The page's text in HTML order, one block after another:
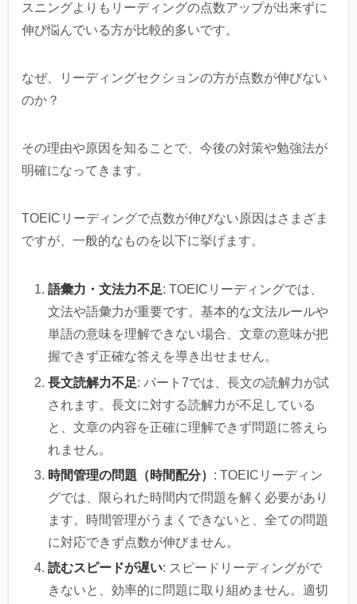
スニングよりもリーディングの点数アップが出来ずに
伸び悩んでいる方が比較的多いです。
なぜ、リーディングセクションの方が点数が伸びない
のか？
その理由や原因を知ることで、今後の対策や勉強法が
明確になってきます。
TOEICリーディングで点数が伸びない原因はさまざま
ですが、一般的なものを以下に挙げます。
語彙力・文法力不足: TOEICリーディングでは、
文法や語彙力が重要です。基本的な文法ルールや
単語の意味を理解できない場合、文章の意味が把
握できず正確な答えを導き出せません。
長文読解力不足: パート7では、長文の読解力が試
されます。長文に対する読解力が不足している
と、文章の内容を正確に理解できず問題に答えら
れません。
時間管理の問題（時間配分） : TOEICリーディン
グでは、限られた時間内で問題を解く必要があり
ます。時間管理がうまくできないと、全ての問題
に対応できず点数が伸びません。
読むスピードが遅い: スピードリーディングがで
きないと、効率的に問題に取り組めません。適切